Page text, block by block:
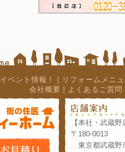
イベント情報！
リフォームメニ
会社概要
よくあるご質問
【本社・武蔵野
〒180-0013
東京都武蔵野